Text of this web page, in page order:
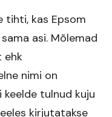
tihti, kas Epsom
asi. Mõlemad
ehk
nimi on
keelde tulnud kuju
kirjutatakse